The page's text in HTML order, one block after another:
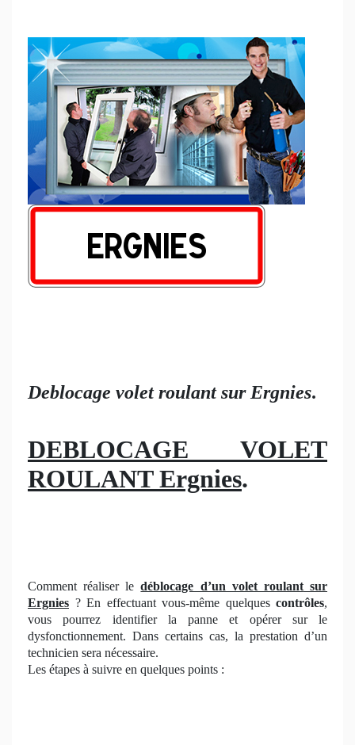
Deblocage volet roulant sur Ergnies.
DEBLOCAGE VOLET
ROULANT Ergnies.
Comment réaliser ledéblocage d’un volet roulant sur
Ergnies ? En effectuant vous-même quelques contrôles,
vous pourrez identifier la panne et opérer sur le
dysfonctionnement. Dans certains cas, la prestation d’un
technicien sera nécessaire.
Les étapes à suivre en quelques points :